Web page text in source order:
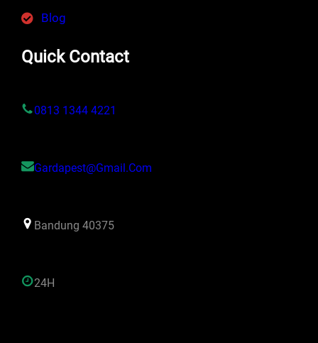
Blog
Quick Contact
0813 1344 4221
Gardapest@gmail.com
Bandung 40375
24H